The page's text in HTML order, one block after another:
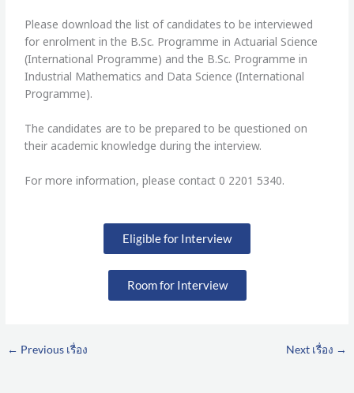
Please download the list of candidates to be interviewed
for enrolment in the B.Sc. Programme in Actuarial Science
(International Programme) and the B.Sc. Programme in
Industrial Mathematics and Data Science (International
Programme).
The candidates are to be prepared to be questioned on
their academic knowledge during the interview.
For more information, please contact 0 2201 5340.
Eligible for Interview
Room for Interview
← Previous เรื่อง Next เรื่อง →